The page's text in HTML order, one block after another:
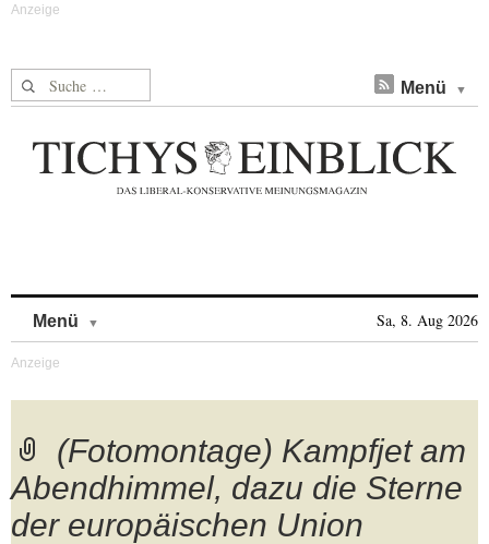
Suche nach: Menü
Menü Sa, 8. Aug 2026
(Fotomontage) Kampfjet am
Abendhimmel, dazu die Sterne
der europäischen Union